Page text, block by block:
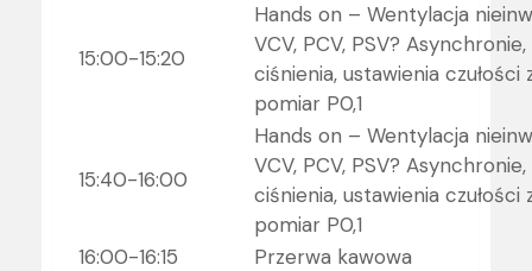
15:00-15:20
Hands on – Wentylacja
VCV, PCV, PSV?
ciśnienia, ustawienia
pomiar P0,1
15:40-16:00
Hands on – Wentylacja
VCV, PCV, PSV?
ciśnienia, ustawienia
pomiar P0,1
16:00-16:15
Przerwa kawowa